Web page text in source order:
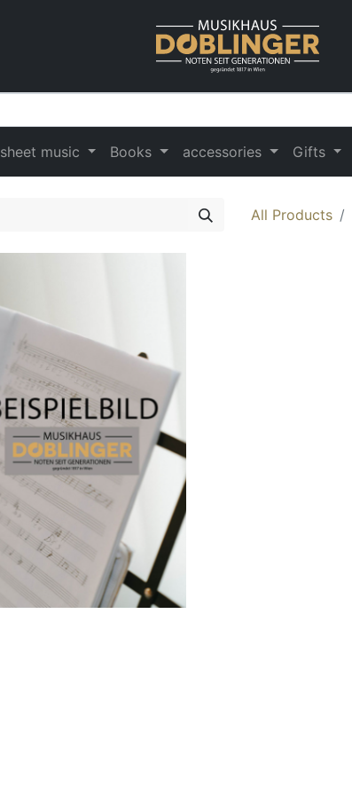
sheet music Books accessories Gifts
All Products